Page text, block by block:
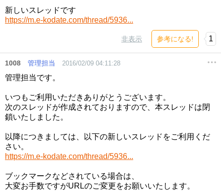
新しいスレッドです
https://m.e-kodate.com/thread/5936...
非表示 参考になる! 1
1008 管理担当 2016/02/09 04:11:28
管理担当です。
いつもご利用いただきありがとうございます。
次のスレッドが作成されておりますので、本スレッドは閉
鎖いたしました。
以降につきましては、以下の新しいスレッドをご利用くだ
さい。
https://m.e-kodate.com/thread/5936...
ブックマークなどされている場合は、
大変お手数ですがURLのご変更をお願いいたします。